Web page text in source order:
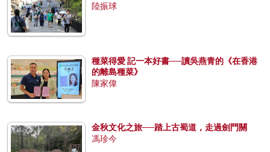
陸振球
種菜得愛 記一本好書──讀吳燕青的《在香港
的離島種菜》
陳家偉
金秋文化之旅──踏上古蜀道，走過劍門關
馮珍今